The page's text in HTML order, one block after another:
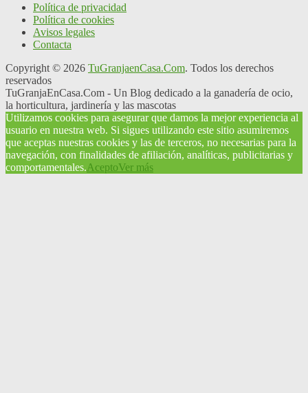
Política de privacidad
Política de cookies
Avisos legales
Contacta
Copyright © 2026 TuGranjaenCasa.Com. Todos los derechos
reservados
TuGranjaEnCasa.Com - Un Blog dedicado a la ganadería de ocio,
la horticultura, jardinería y las mascotas
Utilizamos cookies para asegurar que damos la mejor experiencia al
usuario en nuestra web. Si sigues utilizando este sitio asumiremos
que aceptas nuestras cookies y las de terceros, no necesarias para la
navegación, con finalidades de afiliación, analíticas, publicitarias y
comportamentales.AceptoVer más